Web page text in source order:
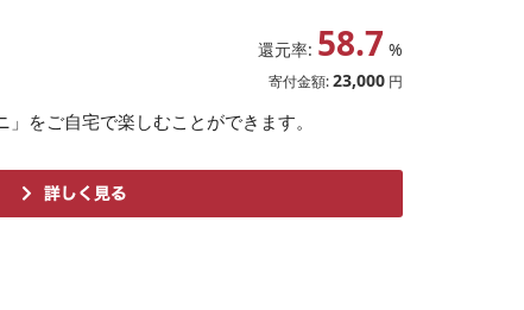
還元率: 58.7 %
寄付金額:23,000 円
をご自宅で楽しむことができます。